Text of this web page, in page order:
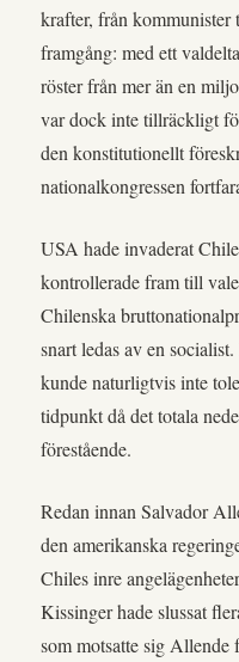
krafter, från
framgång: med ett
röster från mer än en
var dock inte tillräckligt
den konstitutionellt
nationalkongressen
USA hade invaderat
kontrollerade fram till
Chilenska
snart ledas av en
kunde naturligtvis inte
tidpunkt då det totala
förestående.
Redan innan Salvador
den amerikanska
Chiles inre
Kissinger hade slussat
som motsatte sig Allende